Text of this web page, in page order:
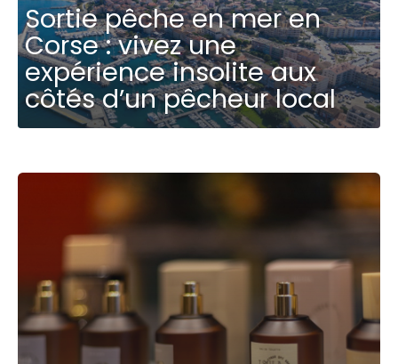
Sortie pêche en mer en
Corse : vivez une
expérience insolite aux
côtés d’un pêcheur local